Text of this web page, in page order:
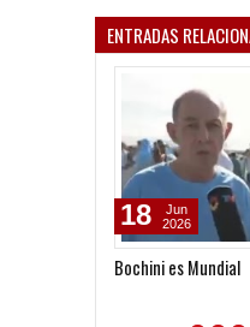
ENTRADAS
Bochini es Mundial
18
Jun
2026